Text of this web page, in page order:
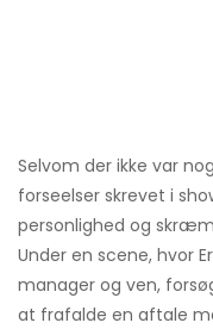
Selvom der ikke var
forseelser skrevet i
personlighed og
Under en scene, hvor
manager og ven,
at frafalde en aftale